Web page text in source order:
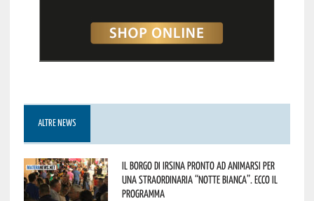
ALTRE NEWS
Il borgo di Irsina pronto ad animarsi per
una straordinaria “Notte Bianca”. Ecco il
programma